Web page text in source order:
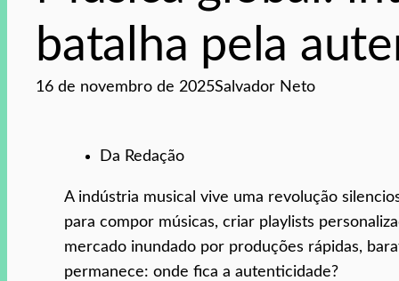
batalha pela
16 de novembro de 2025Salvador Neto
Da Redação
A indústria musical vive uma revolução
para compor músicas, criar playlists
mercado inundado por produções rápidas,
permanece: onde fica a autenticidade?